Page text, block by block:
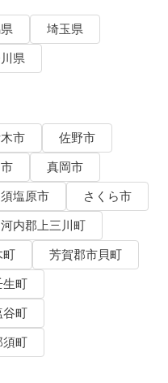
埼玉県
県
市
佐野市
真岡市
塩原市
さくら市
河内郡上三川町
町
芳賀郡市貝町
生町
谷町
須町